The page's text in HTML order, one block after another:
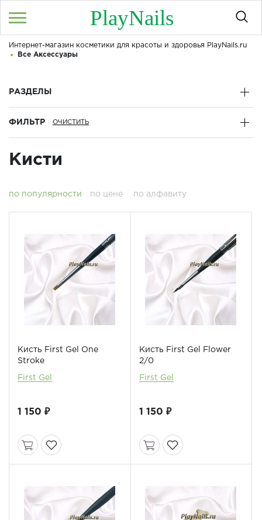
PlayNails
Войти / Регистрация
КАТАЛОГ
О МАГАЗИНЕ
БРЕНДЫ
Здравствуйте! Что вы ищете?
Интернет-магазин косметики для красоты и здоровья PlayNails.ru
Все Аксессуары
РАЗДЕЛЫ
ФИЛЬТР
Кисти
по популярности по цене по алфавиту
Кисть First Gel One
Stroke
First Gel
1 150 ₽
Кисть First Gel Flower
2/0
First Gel
1 150 ₽